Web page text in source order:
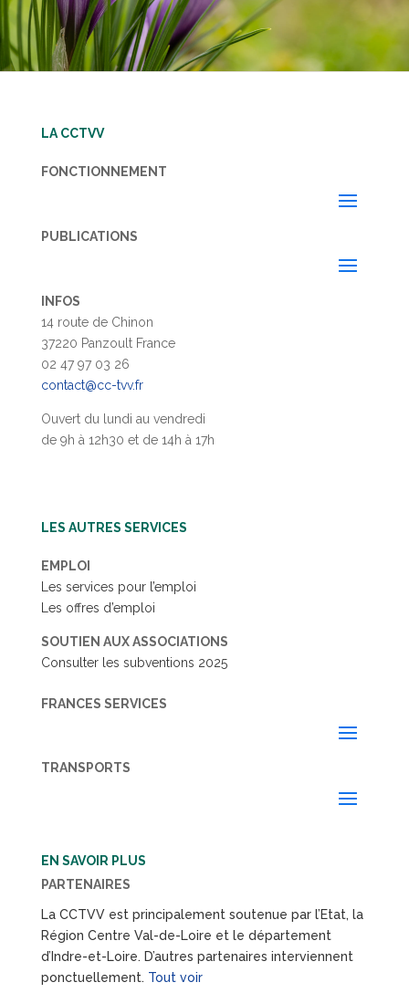
LA CCTVV
FONCTIONNEMENT
PUBLICATIONS
INFOS
14 route de Chinon
37220 Panzoult France
02 47 97 03 26
contact@cc-tvv.fr
Ouvert du lundi au vendredi
de 9h à 12h30 et de 14h à 17h
LES AUTRES SERVICES
EMPLOI
Les services pour l’emploi
Les offres d’emploi
SOUTIEN AUX ASSOCIATIONS
Consulter les subventions 2025
FRANCES SERVICES
TRANSPORTS
EN SAVOIR PLUS
PARTENAIRES
La CCTVV est principalement soutenue par l’Etat, la
Région Centre Val-de-Loire et le département
d’Indre-et-Loire. D’autres partenaires interviennent
ponctuellement. Tout voir